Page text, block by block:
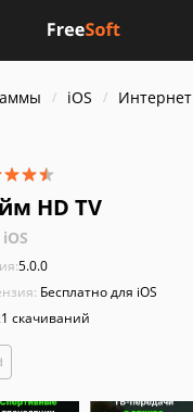
iOS Интернет
HD TV
5.0.0
Бесплатно для iOS
скачиваний